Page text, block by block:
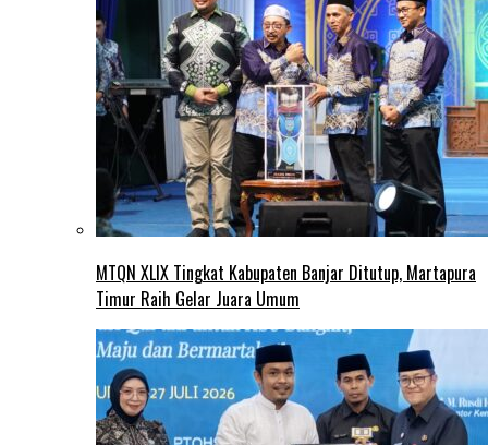
MTQN XLIX Tingkat Kabupaten Banjar Ditutup, Martapura
Timur Raih Gelar Juara Umum